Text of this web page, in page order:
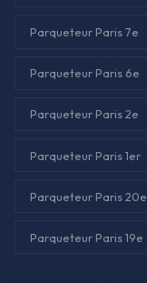
Parqueteur Paris 7e
Parqueteur Paris 6e
Parqueteur Paris 2e
Parqueteur Paris 1er
Parqueteur Paris 20e
Parqueteur Paris 19e